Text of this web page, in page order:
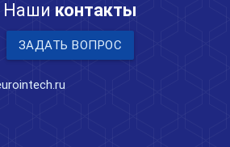
Наши контакты
ЗАДАТЬ ВОПРОС